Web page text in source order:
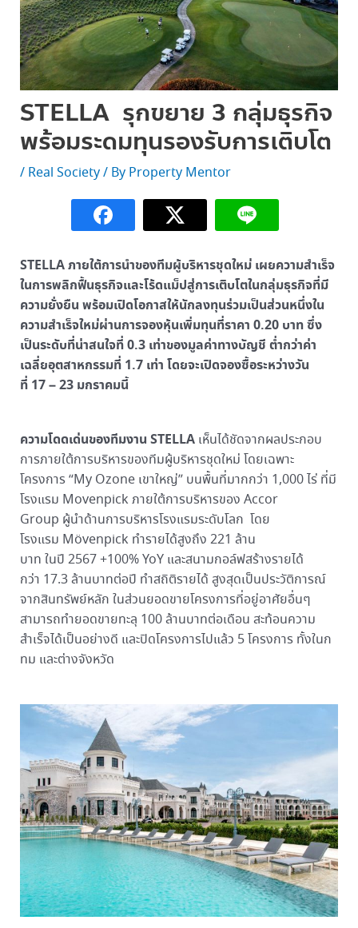
STELLA รุกขยาย 3 กลุ่มธุรกิจ
พร้อมระดมทุนรองรับการเติบโต
/ Real Society/ By Property Mentor
STELLA ภายใต้การนำของทีมผู้บริหารชุดใหม่ เผยความสำเร็จ
ในการพลิกฟื้นธุรกิจและโร้ดแม็ปสู่การเติบโตในกลุ่มธุรกิจที่มี
ความยั่งยืน พร้อมเปิดโอกาสให้นักลงทุนร่วมเป็นส่วนหนึ่งใน
ความสำเร็จใหม่ผ่านการจองหุ้นเพิ่มทุนที่ราคา 0.20 บาท ซึ่ง
เป็นระดับที่น่าสนใจที่ 0.3 เท่าของมูลค่าทางบัญชี ต่ำกว่าค่า
เฉลี่ยอุตสาหกรรมที่ 1.7 เท่า โดยจะเปิดจองซื้อระหว่างวัน
ที่ 17 – 23 มกราคมนี้
ความโดดเด่นของทีมงาน STELLAเห็นได้ชัดจากผลประกอบ
การภายใต้การบริหารของทีมผู้บริหารชุดใหม่ โดยเฉพาะ
โครงการ “My Ozone เขาใหญ่” บนพื้นที่มากกว่า 1,000 ไร่ ที่มี
โรงแรม Movenpick ภายใต้การบริหารของ Accor
Group ผู้นำด้านการบริหารโรงแรมระดับโลก โดย
โรงแรม Mövenpick ทำรายได้สูงถึง 221 ล้าน
บาท ในปี 2567 +100% YoY และสนามกอล์ฟสร้างรายได้
กว่า 17.3 ล้านบาทต่อปี ทำสถิติรายได้ สูงสุดเป็นประวัติการณ์
จากสินทรัพย์หลัก ในส่วนยอดขายโครงการที่อยู่อาศัยอื่นๆ
สามารถทำยอดขายทะลุ 100 ล้านบาทต่อเดือน สะท้อนความ
สำเร็จได้เป็นอย่างดี และปิดโครงการไปแล้ว 5 โครงการ ทั้งในก
ทม และต่างจังหวัด